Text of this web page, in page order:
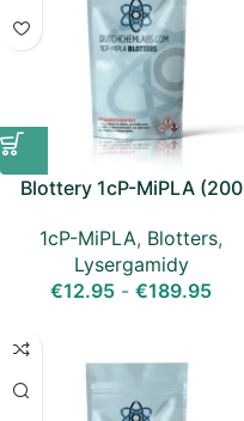
Blottery 1cP-MiPLA (200
1cP-MiPLA, Blotters,
Lysergamidy
€12.95 - €189.95